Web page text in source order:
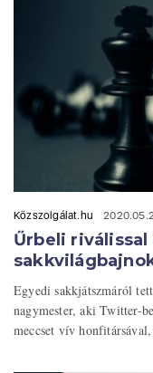
Közszolgálat.hu
Űrbeli
Egyedi sakkjátszmáról
nagymester, aki Twitter-
meccset vív